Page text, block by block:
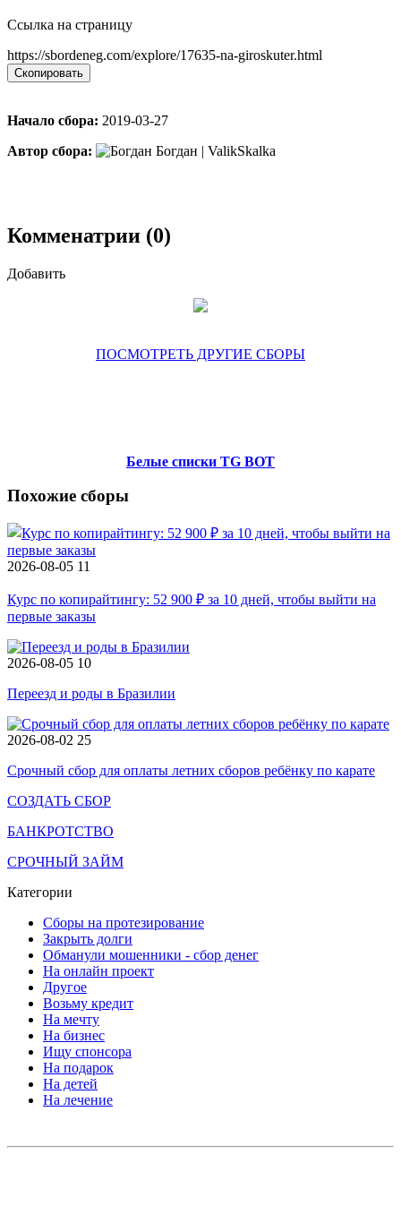
Ссылка на страницу
https://sbordeneg.com/explore/17635-na-giroskuter.html
Скопировать
Начало сбора: 2019-03-27
Автор сбора:
Богдан | ValikSkalka
Комменатрии (0)
Добавить
ПОСМОТРЕТЬ ДРУГИЕ СБОРЫ
Белые списки TG BOT
Похожие сборы
2026-08-05 11
Курс по копирайтингу: 52 900 ₽ за 10 дней, чтобы выйти на
первые заказы
2026-08-05 10
Переезд и роды в Бразилии
2026-08-02 25
Срочный сбор для оплаты летних сборов ребёнку по карате
СОЗДАТЬ СБОР
БАНКРОТСТВО
СРОЧНЫЙ ЗАЙМ
Категории
Сборы на протезирование
Закрыть долги
Обманули мошенники - сбор денег
На онлайн проект
Другое
Возьму кредит
На мечту
На бизнес
Ищу спонсора
На подарок
На детей
На лечение